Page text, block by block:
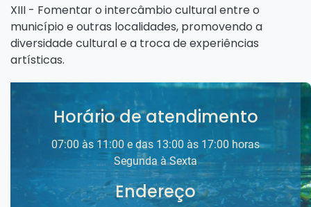
XIII - Fomentar o intercâmbio cultural entre o
município e outras localidades, promovendo a
diversidade cultural e a troca de experiências
artísticas.
Horário de atendimento
07:00 às 11:00 e das 13:00 às 17:00 horas
Segunda à Sexta
Endereço